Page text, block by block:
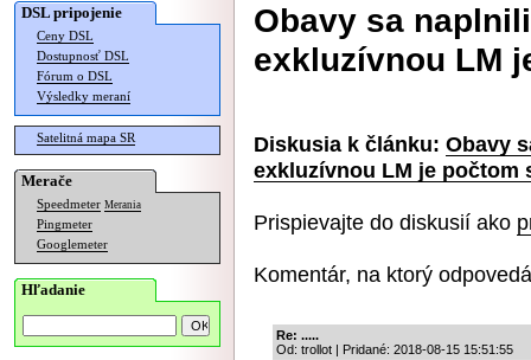
DSL pripojenie
Ceny DSL
Dostupnosť DSL
Fórum o DSL
Výsledky meraní
Satelitná mapa SR
Merače
Speedmeter Merania
Pingmeter
Googlemeter
Hľadanie
Obavy sa
exkluzívnou LM
Diskusia k článku: Obavy
exkluzívnou LM je počtom
Prispievajte do diskusií ako
Komentár, na ktorý
Re: .....
Od: trollot | Pridané: 2018-08-15 15:51:55